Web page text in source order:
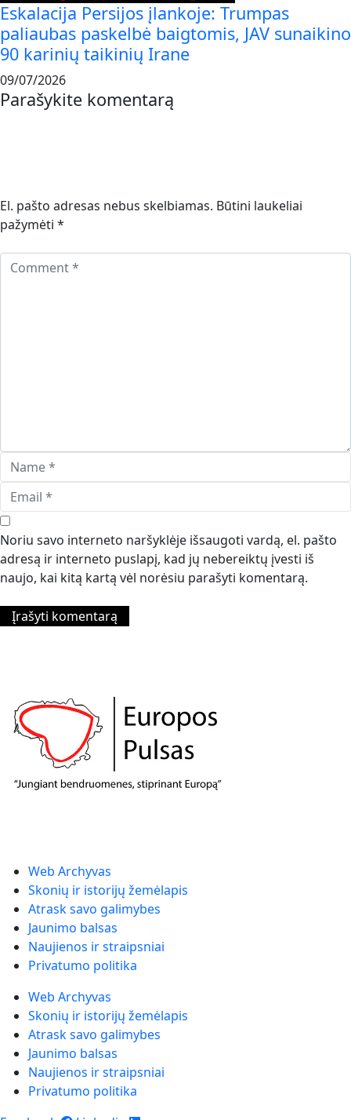
Eskalacija Persijos įlankoje: Trumpas
paliaubas paskelbė baigtomis, JAV sunaikino
90 karinių taikinių Irane
09/07/2026
Parašykite komentarą
El. pašto adresas nebus skelbiamas. Būtini laukeliai
pažymėti *
Noriu savo interneto naršyklėje išsaugoti vardą, el. pašto
adresą ir interneto puslapį, kad jų nebereiktų įvesti iš
naujo, kai kitą kartą vėl norėsiu parašyti komentarą.
Web Archyvas
Skonių ir istorijų žemėlapis
Atrask savo galimybes
Jaunimo balsas
Naujienos ir straipsniai
Privatumo politika
Web Archyvas
Skonių ir istorijų žemėlapis
Atrask savo galimybes
Jaunimo balsas
Naujienos ir straipsniai
Privatumo politika